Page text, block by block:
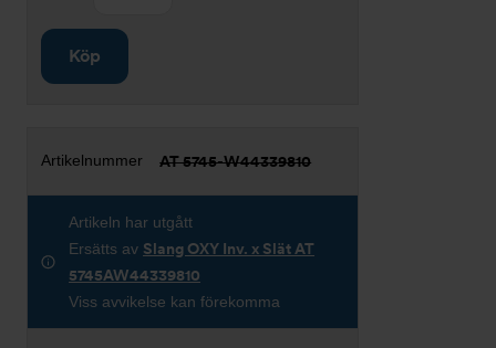
Köp
AT 5745-W44339810
Artikeln har utgått
Ersätts av Slang OXY Inv. x Slät AT
5745AW44339810
Viss avvikelse kan förekomma